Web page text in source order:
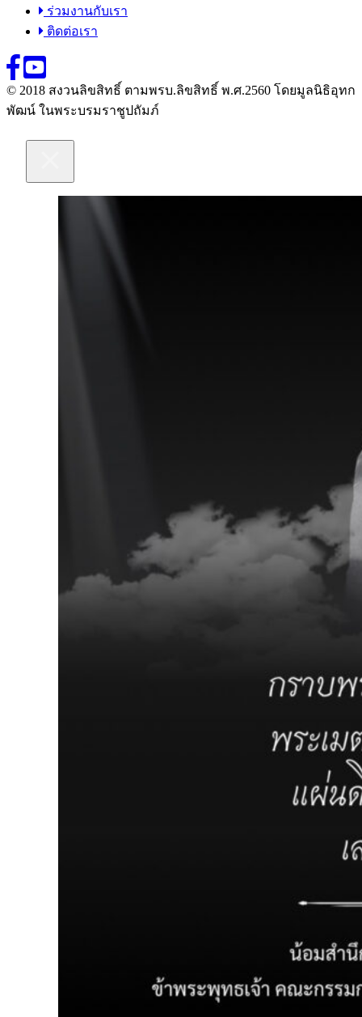
ร่วมงานกับเรา
ติดต่อเรา
© 2018 สงวนลิขสิทธิ์ ตามพรบ.ลิขสิทธิ์ พ.ศ.2560 โดยมูลนิธิอุทก
พัฒน์ ในพระบรมราชูปถัมภ์